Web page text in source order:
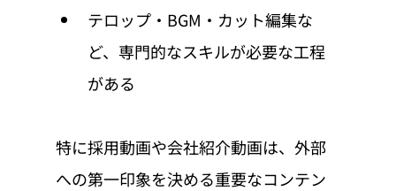
テロップ・BGM・カット編集な
ど、専門的なスキルが必要な工程
がある
特に採用動画や会社紹介動画は、外部
への第一印象を決める重要なコンテン